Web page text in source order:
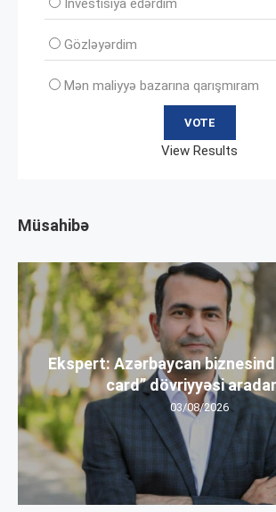
İnvеstisiya edərdim
Gözləyərdim
Mən maliyyə bazarına qarışmıram
View Results
Müsahibə
Ekspert: Azərbaycan
card” dövriyyəsi
03/08/2026